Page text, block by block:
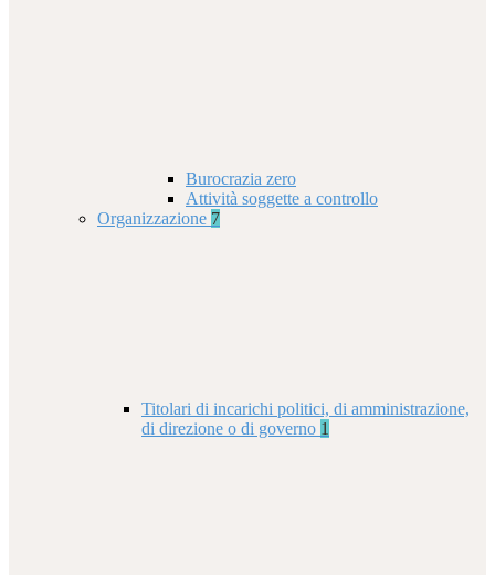
Burocrazia zero
Attività soggette a controllo
Organizzazione 7
Titolari di incarichi politici, di amministrazione,
di direzione o di governo 1